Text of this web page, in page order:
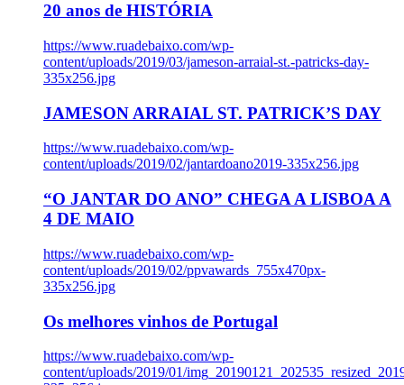
20 anos de HISTÓRIA
https://www.ruadebaixo.com/wp-
content/uploads/2019/03/jameson-arraial-st.-patricks-day-
335x256.jpg
JAMESON ARRAIAL ST. PATRICK’S DAY
https://www.ruadebaixo.com/wp-
content/uploads/2019/02/jantardoano2019-335x256.jpg
“O JANTAR DO ANO” CHEGA A LISBOA A
4 DE MAIO
https://www.ruadebaixo.com/wp-
content/uploads/2019/02/ppvawards_755x470px-
335x256.jpg
Os melhores vinhos de Portugal
https://www.ruadebaixo.com/wp-
content/uploads/2019/01/